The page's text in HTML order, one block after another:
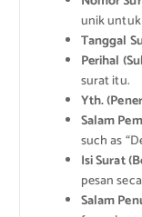
unik
Tanggal
Perihal
surat itu.
Yth.
Salam
such as
Isi Surat
pesan
Salam